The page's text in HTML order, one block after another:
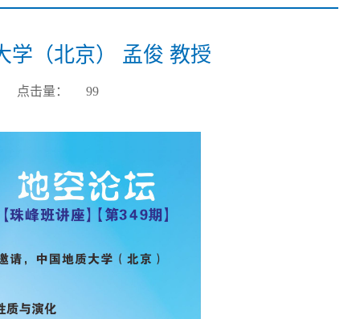
学（北京） 孟俊 教授
点击量： 99